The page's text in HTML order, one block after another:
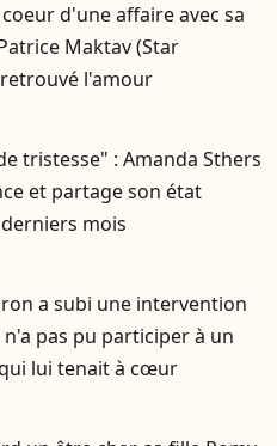
d'une affaire avec sa
Maktav (Star
l'amour
tristesse" : Amanda Sthers
et partage son état
mois
a subi une intervention
n'a pas pu participer à un
lui tenait à cœur